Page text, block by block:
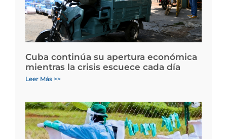
Cuba continúa su apertura económica
mientras la crisis escuece cada día
Leer Más >>